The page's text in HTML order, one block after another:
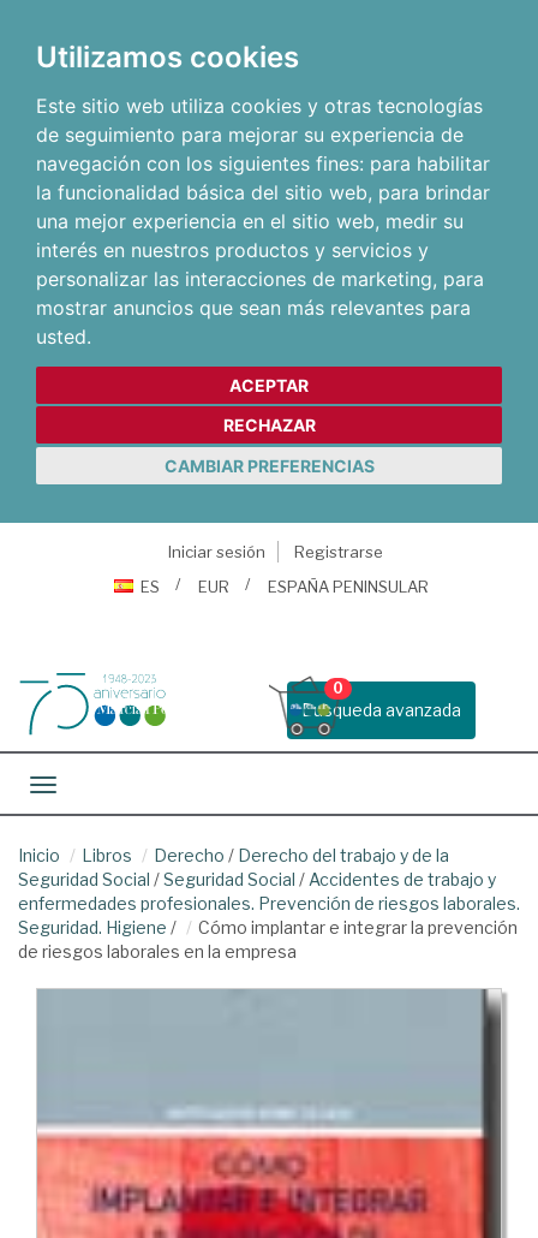
Utilizamos cookies
Este sitio web utiliza cookies y otras tecnologías
de seguimiento para mejorar su experiencia de
navegación con los siguientes fines: para habilitar
la funcionalidad básica del sitio web, para brindar
una mejor experiencia en el sitio web, medir su
interés en nuestros productos y servicios y
personalizar las interacciones de marketing, para
mostrar anuncios que sean más relevantes para
usted.
ACEPTAR
RECHAZAR
CAMBIAR PREFERENCIAS
Iniciar sesión
Registrarse
ES
EUR ESPAÑA PENINSULAR
Busqueda avanzada
0
Toggle navigation
Inicio Libros Derecho / Derecho del trabajo y de la
Seguridad Social /Seguridad Social / Accidentes de trabajo y
enfermedades profesionales. Prevención de riesgos laborales.
Seguridad. Higiene /
Cómo implantar e integrar la prevención
de riesgos laborales en la empresa